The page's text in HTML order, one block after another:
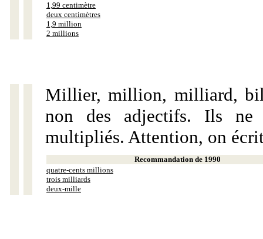
1,99 centimètre
deux centimètres
1,9 million
2 millions
Millier, million, milliard,
non des adjectifs. Ils ne
multipliés. Attention, on
Recommandation de 1990
quatre-cents millions
trois milliards
deux-mille